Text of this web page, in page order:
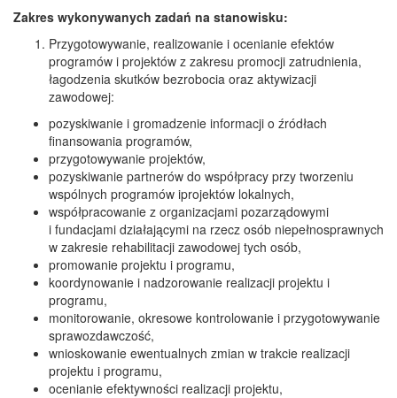
Zakres wykonywanych zadań na stanowisku:
Przygotowywanie, realizowanie i ocenianie efektów
programów i projektów z zakresu promocji zatrudnienia,
łagodzenia skutków bezrobocia oraz aktywizacji
zawodowej:
pozyskiwanie i gromadzenie informacji o źródłach
finansowania programów,
przygotowywanie projektów,
pozyskiwanie partnerów do współpracy przy tworzeniu
wspólnych programów iprojektów lokalnych,
współpracowanie z organizacjami pozarządowymi
i fundacjami działającymi na rzecz osób niepełnosprawnych
w zakresie rehabilitacji zawodowej tych osób,
promowanie projektu i programu,
koordynowanie i nadzorowanie realizacji projektu i
programu,
monitorowanie, okresowe kontrolowanie i przygotowywanie
sprawozdawczość,
wnioskowanie ewentualnych zmian w trakcie realizacji
projektu i programu,
ocenianie efektywności realizacji projektu,